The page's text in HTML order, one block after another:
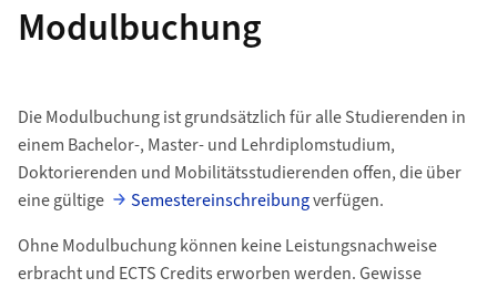
Modulbuchung
Die Modulbuchung ist grundsätzlich für alle Studierenden in
einem Bachelor-, Master- und Lehrdiplomstudium,
Doktorierenden und Mobilitätsstudierenden offen, die über
eine gültige
Semestereinschreibungverfügen.
Ohne Modulbuchung können keine Leistungsnachweise
erbracht und ECTS Credits erworben werden. Gewisse